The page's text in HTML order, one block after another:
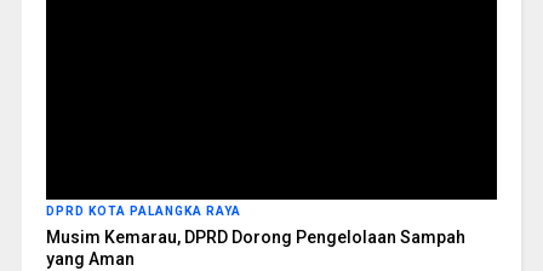
DPRD KOTA PALANGKA RAYA
Musim Kemarau, DPRD Dorong Pengelolaan Sampah
yang Aman